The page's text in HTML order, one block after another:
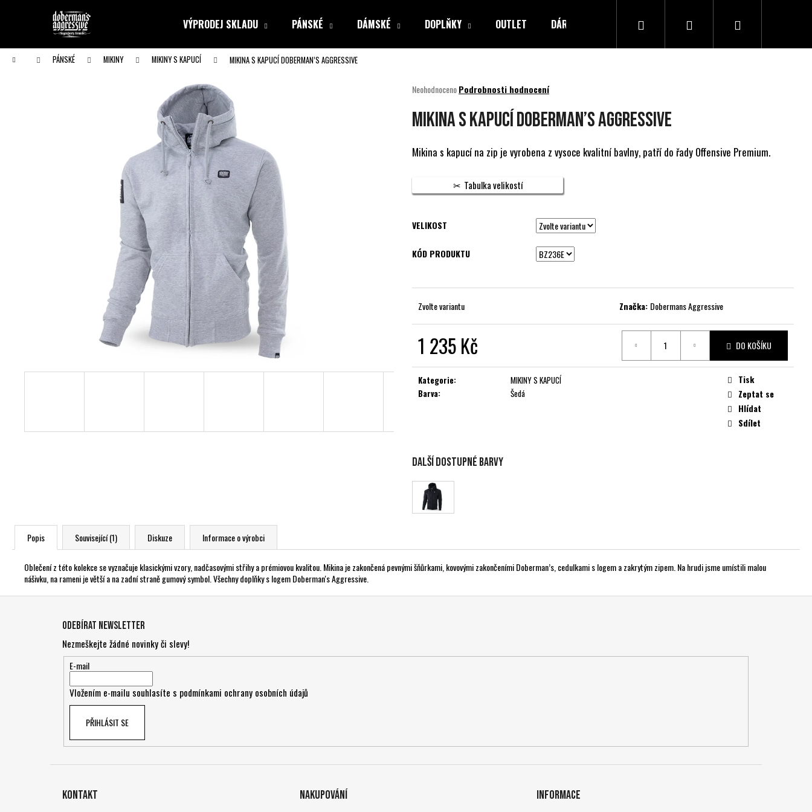
VÝPRODEJ SKLADU PÁNSKÉ DÁMSKÉ DOPLŇKY OUTLET DÁRKOVÝ POUKAZ Hledat Přihlášení Nákupní
Domů PÁNSKÉ MIKINY MIKINY S KAPUCÍ MIKINA S KAPUCÍ DOBERMAN’S AGGRESSIVE
Průměrné
produktu
je
z
5
NeohodnocenoPodrobnosti hodnocení
MIKINA S KAPUCÍ DOBERMAN’S AGGRESSIVE
Mikina s kapucí na zip je vyrobena z vysoce kvalitní bavlny, patří do řady Offensive Premium.
Tabulka velikostí
VELIKOST
KÓD PRODUKTU
Zvolte variantu Značka: Dobermans Aggressive
1 235 Kč
cena:
DO KOŠÍKU
Kategorie:
MIKINY S KAPUCÍ
Barva: Šedá
Tisk
Zeptat se
Hlídat
Sdílet
Další dostupné barvy
Popis Související (1) Diskuze Informace o výrobci
Oblečení z této kolekce se vyznačuje klasickými vzory, nadčasovými střihy a prémiovou kvalitou. Mikina je zakončená pevnými šňůrkami, kovovými zakončeními Doberman’s, cedulkami s logem a zakrytým zipem. Na hrudi jsme umístili malou
nášivku, na rameni je větší a na zadní straně gumový symbol. Všechny doplňky s logem Doberman's Aggressive.
í
Zpět
do obchodu
Zpět
do obchodu
Co potřebujete najít?
HLEDAT
Odebírat newsletter
Nezmeškejte žádné novinky či slevy!
E-mail
Vložením e-mailu souhlasíte s podmínkami ochrany osobních údajů
PŘIHLÁSIT SE
Kontakt Nakupování Informace